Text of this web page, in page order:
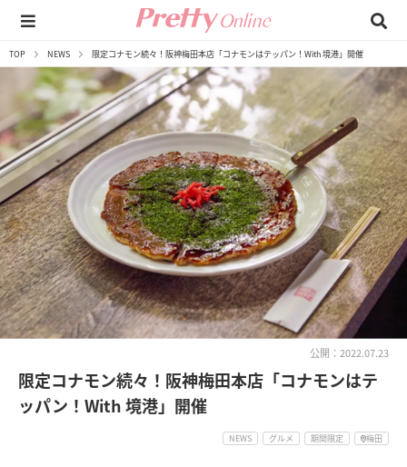
TOP NEWS 限定コナモン続々！阪神梅田本店「コナモンはテッパン！With 境港」開催
公開：2022.07.23
限定コナモン続々！阪神梅田本店「コナモンはテ
ッパン！With 境港」開催
NEWS グルメ 期間限定 梅田